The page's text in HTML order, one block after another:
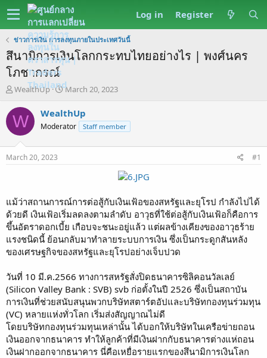
Log in Register
ข่าวการเงิน การลงทุนภายในประเทศวันนี้
สึนามิการเงินโลกกระทบไทยอย่างไร | พงศ์นคร
โภชากรณ์
T
r
e
a
t
t
e
r
WealthUp
S
a
t
March 20, 2023
W WealthUp
Moderator Staff member
March 20, 2023 #1
แม้ว่าสถานการณ์การต่อสู้กับเงินเฟ้อของสหรัฐและยุโรป กำลังไปได้
ด้วยดี เงินเฟ้อเริ่มลดลงตามลำดับ อาวุธที่ใช้ต่อสู้กับเงินเฟ้อก็คือการ
ขึ้นอัตราดอกเบี้ย เกือบจะชนะอยู่แล้ว แต่ผลข้างเคียงของอาวุธร้าย
แรงชนิดนี้ ย้อนกลับมาทำลายระบบการเงิน ซึ่งเป็นกระดูกสันหลัง
ของเศรษฐกิจของสหรัฐและยุโรปอย่างเจ็บปวด
วันที่ 10 มี.ค.2566 ทางการสหรัฐสั่งปิดธนาคารซิลิคอนวัลเลย์
(Silicon Valley Bank : SVB) svb ก่อตั้งในปี 2526 ซึ่งเป็นสถาบัน
การเงินที่ช่วยสนับสนุนพวกบริษัทสตาร์ตอัปและบริษัทกองทุนร่วมทุน
(VC) หลายแห่งทั่วโลก เริ่มส่งสัญญาณไม่ดี
โดยบริษัทกองทุนร่วมทุนเหล่านั้น ได้บอกให้บริษัทในเครือข่ายถอน
เงินออกจากธนาคาร ทำให้ลูกค้าที่มีเงินฝากกับธนาคารต่างแห่ถอน
เงินฝากออกจากธนาคาร นี่คือเหยื่อรายแรกของสึนามิการเงินโลก